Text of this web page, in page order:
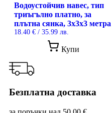
Водоустойчив навес, тип
триъгълно платно, за
плътна сянка, 3х3х3 метра
18.40 € / 35.99 лв.
Купи
Безплатна доставка